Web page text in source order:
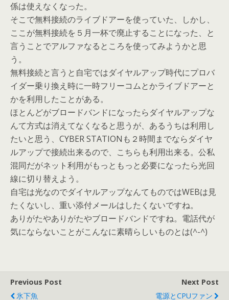
係は使えなくなった。
そこで無料接続のライブドアーを使っていた、しかし、
ここが無料接続を５月一杯で廃止することになった、と
言うことでアルファなるところを使ってみようかと思
う。
無料接続と言うと自宅ではダイヤルアップ時代にプロバ
イダー乗り換え時に一時フリーコムとかライブドアーと
かを利用したことがある。
ほとんどがブロードバンドになったらダイヤルアップな
んて方式は消えてなくなると思うが、あるうちは利用し
たいと思う、CYBER STATIONも２時間までならダイヤ
ルアップで接続出来るので、こちらも利用出来る。公私
混同だがネット利用がもっともっと必要になったら光回
線に切り替えよう。
自宅は光なのでダイヤルアップなんてものではWEBは見
たくないし、重い添付メールはしたくないですね。
ありがたやありがたやブロードバンドですね。電話代が
気にならないことがこんなに素晴らしいものとは(^-^)
Previous Post
氷下魚
Next Post
電源とCPUファン